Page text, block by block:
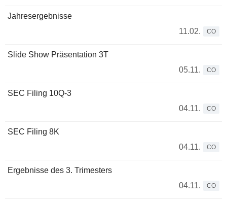
Jahresergebnisse
11.02.
CO
Slide Show Präsentation 3T
05.11.
CO
SEC Filing 10Q-3
04.11.
CO
SEC Filing 8K
04.11.
CO
Ergebnisse des 3. Trimesters
04.11.
CO